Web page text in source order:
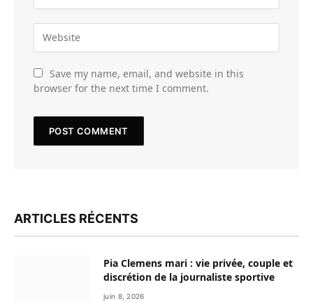
Save my name, email, and website in this
browser for the next time I comment.
ARTICLES RÉCENTS
Pia Clemens mari : vie privée, couple et
discrétion de la journaliste sportive
juin 8, 2026